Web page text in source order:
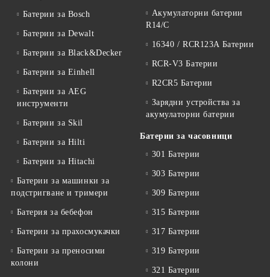
Батерии за Bosch
Батерии за Dewalt
Батерии за Black&Decker
Батерии за Einhell
Батерии за AEG
инструменти
Батерии за Skil
Батерии за Hilti
Батерии за Hitachi
Батерии за машинки за
подстригване и тримери
Батерия за бебефон
Батерии за прахосмукачки
Батерии за преносими
колони
Акумулаторни батерии
R14/C
16340 / RCR123A Батерии
RCR-V3 Батерии
R2CR5 Батерии
Зарядни устройства за
акумулаторни батерии
Батерии за часовници
301 Батерии
303 Батерии
309 Батерии
315 Батерии
317 Батерии
319 Батерии
321 Батерии